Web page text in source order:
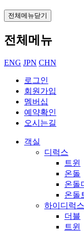
전체메뉴닫기
전체메뉴
ENG JPN CHN
로그인
회원가입
멤버십
예약확인
오시는길
객실
디럭스
트윈
온돌
온돌
온돌
하이디럭스
더블
트윈